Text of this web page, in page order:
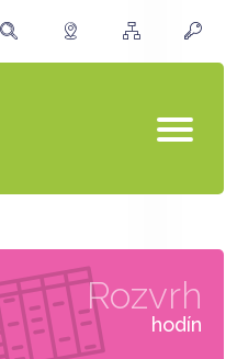
Rozvrh
hodín